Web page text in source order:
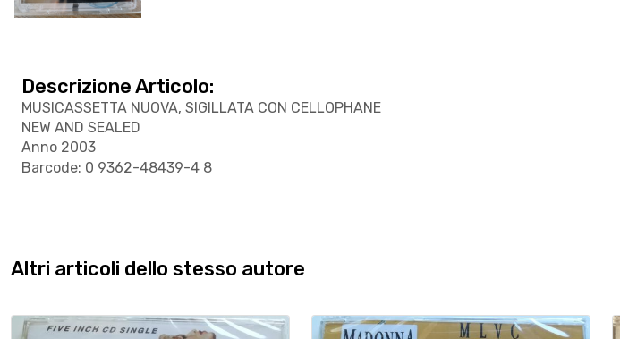
Descrizione Articolo:
MUSICASSETTA NUOVA, SIGILLATA CON CELLOPHANE
NEW AND SEALED
Anno 2003
Barcode: 0 9362-48439-4 8
Altri articoli dello stesso autore